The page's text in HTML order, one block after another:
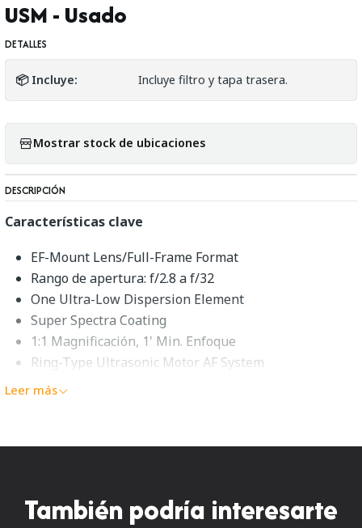
USM - Usado
DETALLES
📦 Incluye: Incluye filtro y tapa trasera.
Mostrar stock de ubicaciones
DESCRIPCIÓN
Características clave
EF-Mount Lens/Full-Frame Format
Rango de apertura: f/2.8 a f/32
One Ultra-Low Dispersion Element
Super Spectra Coating
1:1 Magnificación, 1' Min. Enfoque
Ring-Type Ultrasonic Motor AF System
Sistema de enfoque flotante interno
USM Overview
Optimizado para el rodaje de cerca, elEF 100mm f/2.8
Leer más
También podría interesarte